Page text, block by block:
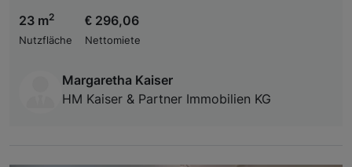
23 m2
Nutzfläche
€ 296,06
Nettomiete
Margaretha Kaiser
HM Kaiser & Partner Immobilien KG